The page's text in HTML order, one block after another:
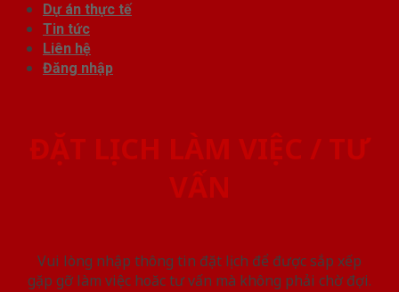
Dự án thực tế
Tin tức
Liên hệ
Đăng nhập
ĐẶT LỊCH LÀM VIỆC / TƯ
VẤN
Vui lòng nhập thông tin đặt lịch để được sắp xếp
gặp gỡ làm việc hoăc tư vấn mà không phải chờ đợi.